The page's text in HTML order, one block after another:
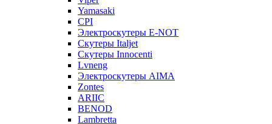
Yamasaki
CPI
Электроскутеры E-NOT
Скутеры Italjet
Скутеры Innocenti
Lvneng
Электроскутеры AIMA
Zontes
ARIIC
BENOD
Lambretta